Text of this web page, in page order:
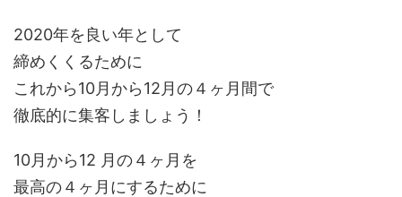
2020年を良い年として
締めくくるために
これから10月から12月の４ヶ月間で
徹底的に集客しましょう！
10月から12 月の４ヶ月を
最高の４ヶ月にするために